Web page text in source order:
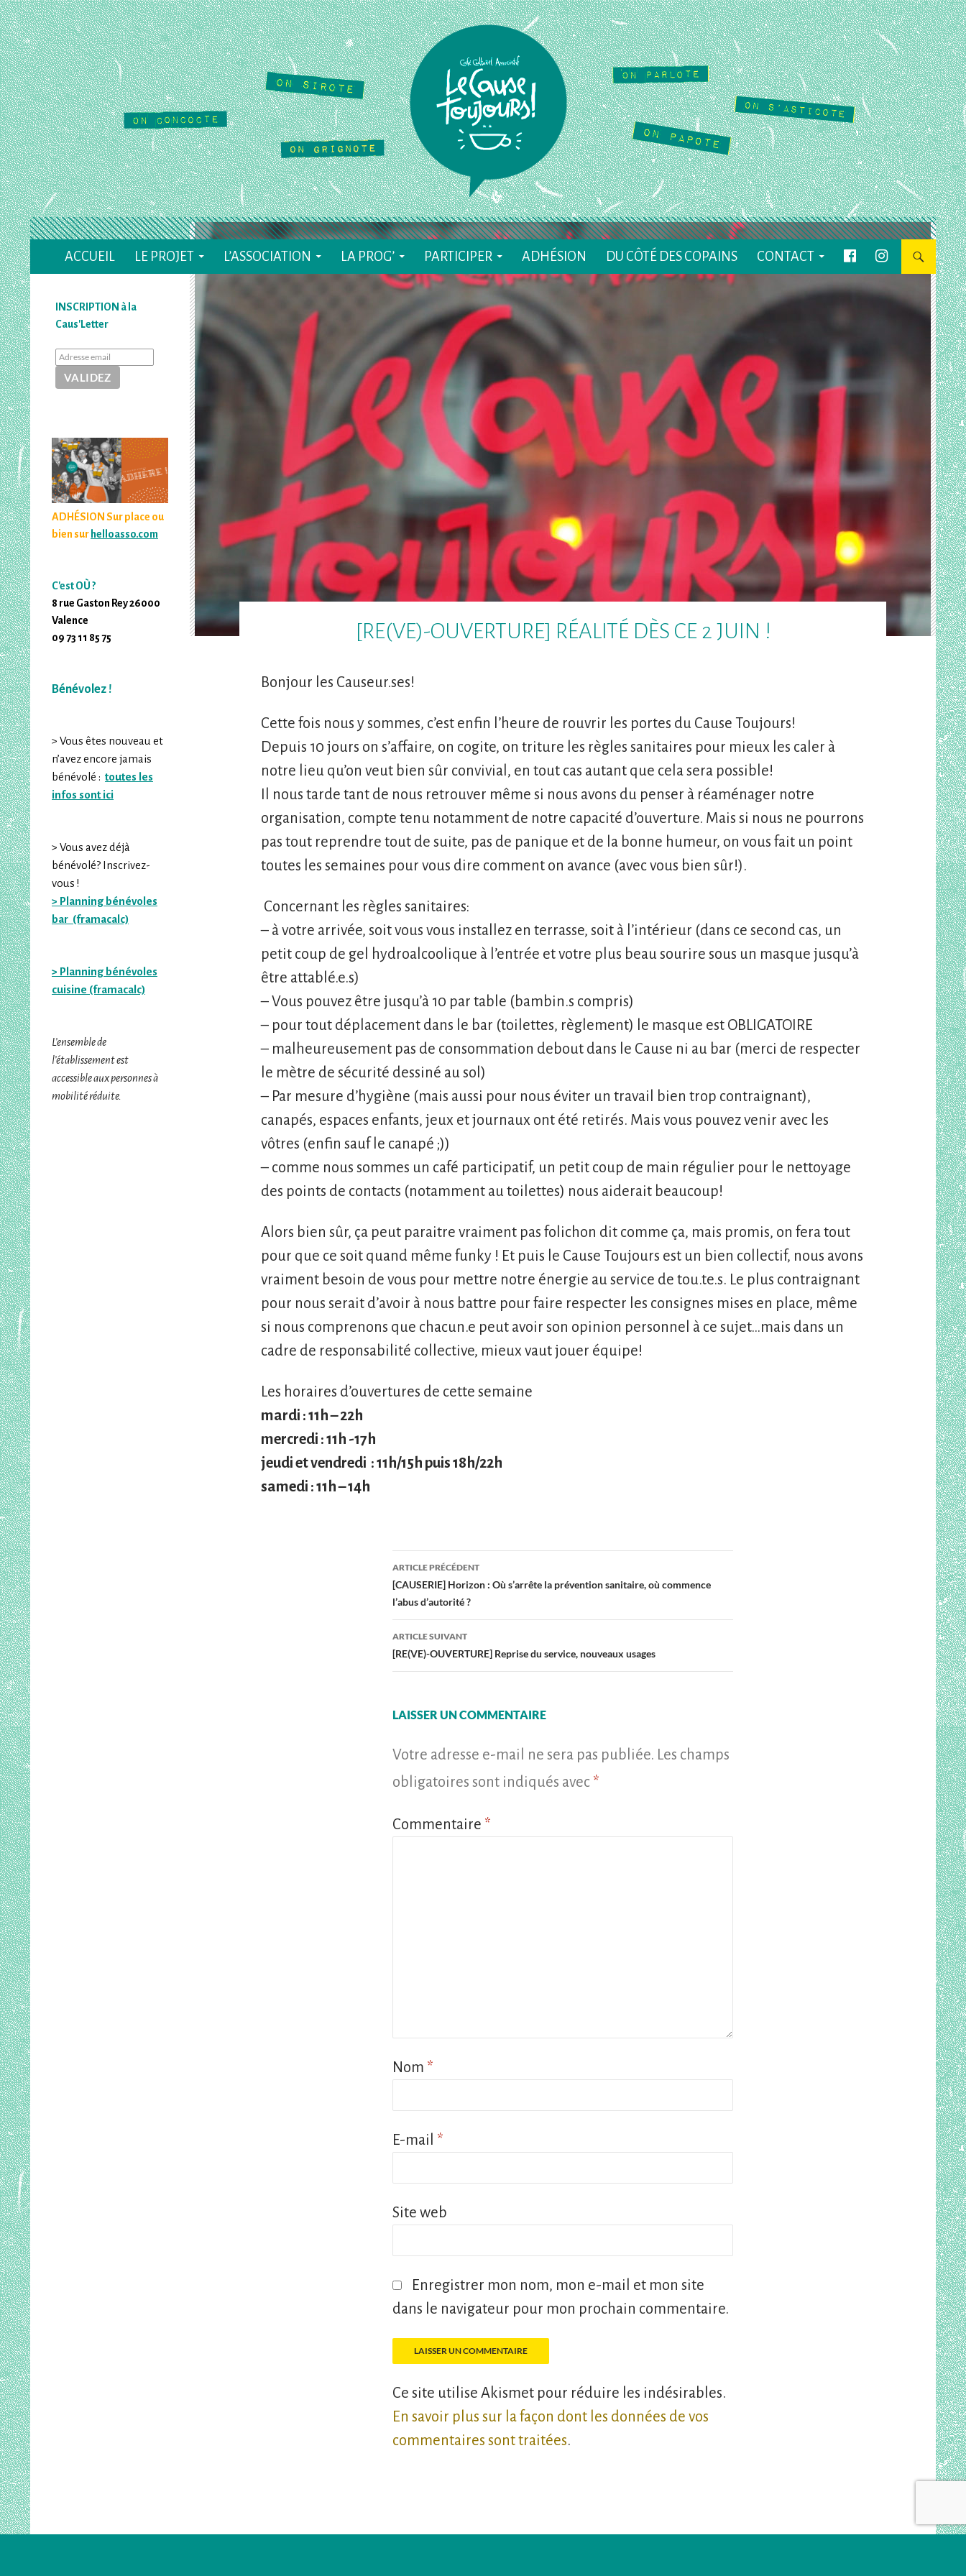
Le Cause Toujours
Recherche ALLER AU CONTENU
ACCUEIL LE PROJET L’ASSOCIATION LA PROG’ PARTICIPER ADHÉSION DU CÔTÉ DES COPAINS CONTACT
[RE(VE)-OUVERTURE] RÉALITÉ DÈS CE 2 JUIN !
Bonjour les Causeur.ses!
Cette fois nous y sommes, c’est enfin l’heure de rouvrir les portes du Cause Toujours!
Depuis 10 jours on s’affaire, on cogite, on triture les règles sanitaires pour mieux les caler à
notre lieu qu’on veut bien sûr convivial, en tout cas autant que cela sera possible!
Il nous tarde tant de nous retrouver même si nous avons du penser à réaménager notre
organisation, compte tenu notamment de notre capacité d’ouverture. Mais si nous ne pourrons
pas tout reprendre tout de suite, pas de panique et de la bonne humeur, on vous fait un point
toutes les semaines pour vous dire comment on avance (avec vous bien sûr!).
Concernant les règles sanitaires:
– à votre arrivée, soit vous vous installez en terrasse, soit à l’intérieur (dans ce second cas, un
petit coup de gel hydroalcoolique à l’entrée et votre plus beau sourire sous un masque jusqu’à
être attablé.e.s)
– Vous pouvez être jusqu’à 10 par table (bambin.s compris)
– pour tout déplacement dans le bar (toilettes, règlement) le masque est OBLIGATOIRE
– malheureusement pas de consommation debout dans le Cause ni au bar (merci de respecter
le mètre de sécurité dessiné au sol)
– Par mesure d’hygiène (mais aussi pour nous éviter un travail bien trop contraignant),
canapés, espaces enfants, jeux et journaux ont été retirés. Mais vous pouvez venir avec les
vôtres (enfin sauf le canapé ;))
– comme nous sommes un café participatif, un petit coup de main régulier pour le nettoyage
des points de contacts (notamment au toilettes) nous aiderait beaucoup!
Alors bien sûr, ça peut paraitre vraiment pas folichon dit comme ça, mais promis, on fera tout
pour que ce soit quand même funky ! Et puis le Cause Toujours est un bien collectif, nous avons
vraiment besoin de vous pour mettre notre énergie au service de tou.te.s. Le plus contraignant
pour nous serait d’avoir à nous battre pour faire respecter les consignes mises en place, même
si nous comprenons que chacun.e peut avoir son opinion personnel à ce sujet…mais dans un
cadre de responsabilité collective, mieux vaut jouer équipe!
Les horaires d’ouvertures de cette semaine
mardi : 11h – 22h
mercredi : 11h -17h
jeudietvendredi : 11h/15h puis 18h/22h
samedi : 11h – 14h
Navigation
des
articles
ARTICLE PRÉCÉDENT
[CAUSERIE] Horizon : Où s’arrête la prévention sanitaire, où commence
l’abus d’autorité ?
ARTICLE SUIVANT
[RE(VE)-OUVERTURE] Reprise du service, nouveaux usages
LAISSER UN COMMENTAIRE
Votre adresse e-mail ne sera pas publiée. Les champs
obligatoires sont indiqués avec *
Commentaire *
Nom *
E-mail *
Site web
Enregistrer mon nom, mon e-mail et mon site
dans le navigateur pour mon prochain commentaire.
Ce site utilise Akismet pour réduire les indésirables.
En savoir plus sur la façon dont les données de vos
commentaires sont traitées.
INSCRIPTION à la
Caus'Letter
ADHÉSION Sur place ou
bien sur helloasso.com
C'est OÙ ?
8 rue Gaston Rey 26000
Valence
09 73 11 85 75
Bénévolez !
> Vous êtes nouveau et
n’avez encore jamais
bénévolé : toutes les
infos sont ici
> Vous avez déjà
bénévolé? Inscrivez-
vous !
> Planning bénévoles
bar (framacalc)
> Planning bénévoles
cuisine (framacalc)
L’ensemble de
l’établissement est
accessible aux personnes à
mobilité réduite.